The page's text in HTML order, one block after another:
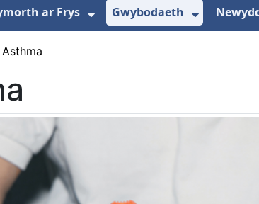
gyfer Amdanom Ni
isddewislen ar gyfer Cyngor
ar Frys
Dangos isddewislen ar
Gwybodaeth
Dangos
Asthma